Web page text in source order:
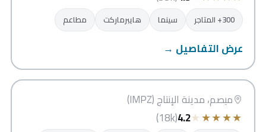
300+ المتاجر سينما هايبرماركت مطاعم
عرض التفاصيل →
دبي
سيتي سنتر ميصم
ميصم، مدينة الإنتاج (IMPZ)
★
★
★
★
★
4.2
(18k)